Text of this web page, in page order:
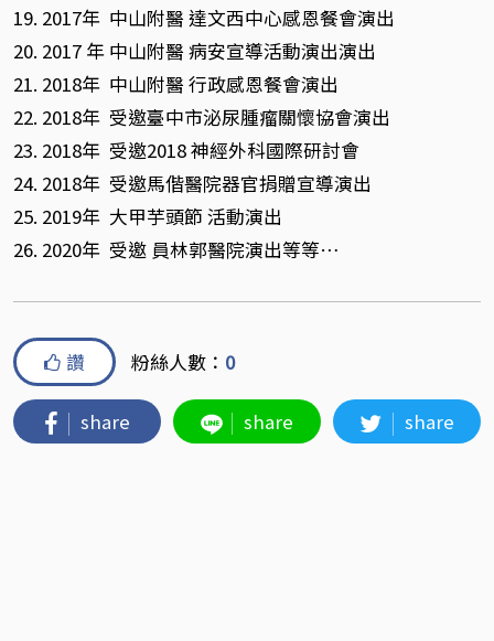
19. 2017年 中山附醫 達文西中心感恩餐會演出
20. 2017 年 中山附醫 病安宣導活動演出演出
21. 2018年 中山附醫 行政感恩餐會演出
22. 2018年 受邀臺中市泌尿腫瘤關懷協會演出
23. 2018年 受邀2018 神經外科國際研討會
24. 2018年 受邀馬偕醫院器官捐贈宣導演出
25. 2019年 大甲芋頭節 活動演出
26. 2020年 受邀 員林郭醫院演出等等…
讚 粉絲人數： 0
share share share